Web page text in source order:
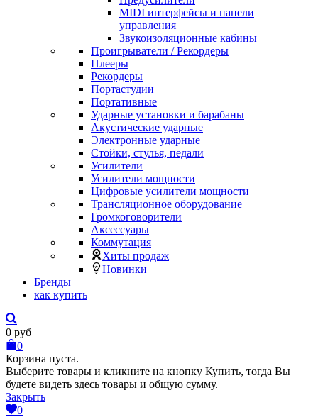
MIDI интерфейсы и панели
управления
Звукоизоляционные кабины
Проигрыватели / Рекордеры
Плееры
Рекордеры
Портастудии
Портативные
Ударные установки и барабаны
Акустические ударные
Электронные ударные
Стойки, стулья, педали
Усилители
Усилители мощности
Цифровые усилители мощности
Трансляционное оборудование
Громкоговорители
Аксессуары
Коммутация
Хиты продаж
Новинки
Бренды
как купить
0 руб
0
Корзина пуста.
Выберите товары и кликните на кнопку Купить, тогда Вы
будете видеть здесь товары и общую сумму.
Закрыть
0